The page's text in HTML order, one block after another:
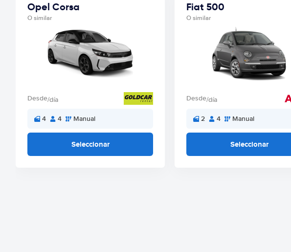
Opel Corsa
O similar
Desde/día
4 4 Manual
Seleccionar
Fiat 500
O similar
Desde/día
2 4 Manual
Seleccionar